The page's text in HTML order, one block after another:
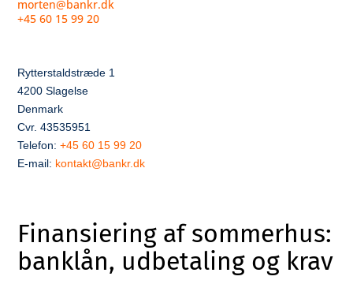
morten@bankr.dk
+45 60 15 99 20
Rytterstaldstræde 1
4200 Slagelse
Denmark
Cvr. 43535951
Telefon:+45 60 15 99 20
E-mail: kontakt@bankr.dk
Finansiering af sommerhus:
banklån, udbetaling og krav